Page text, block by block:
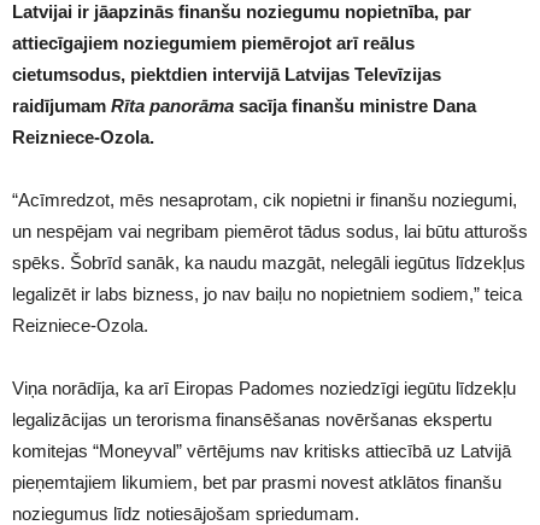
Latvijai ir jāapzinās finanšu noziegumu nopietnība, par
attiecīgajiem noziegumiem piemērojot arī reālus
cietumsodus, piektdien intervijā Latvijas Televīzijas
raidījumam Rīta panorāma sacīja finanšu ministre Dana
Reizniece-Ozola.
“Acīmredzot, mēs nesaprotam, cik nopietni ir finanšu noziegumi,
un nespējam vai negribam piemērot tādus sodus, lai būtu atturošs
spēks. Šobrīd sanāk, ka naudu mazgāt, nelegāli iegūtus līdzekļus
legalizēt ir labs bizness, jo nav baiļu no nopietniem sodiem,” teica
Reizniece-Ozola.
Viņa norādīja, ka arī Eiropas Padomes noziedzīgi iegūtu līdzekļu
legalizācijas un terorisma finansēšanas novēršanas ekspertu
komitejas “Moneyval” vērtējums nav kritisks attiecībā uz Latvijā
pieņemtajiem likumiem, bet par prasmi novest atklātos finanšu
noziegumus līdz notiesājošam spriedumam.